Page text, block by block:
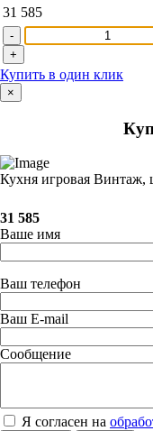
31 585
-
+
Купить в один клик
×
Кухня игровая Винтаж,
31 585
Ваше имя
Ваш телефон
Ваш E-mail
Сообщение
Я согласен на